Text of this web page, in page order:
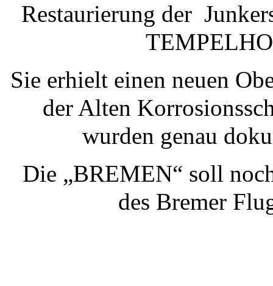
Restaurierung der
Sie erhielt einen neuen
der Alten
wurden genau
Die „BREMEN“ soll
des Bremer